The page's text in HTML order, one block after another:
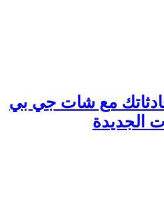
مع شات جي بي
الجديدة